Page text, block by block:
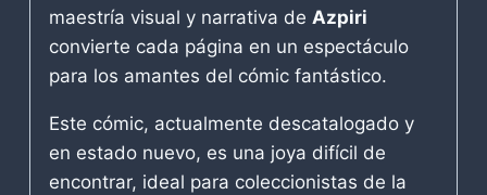
maestría visual y narrativa de Azpiri
convierte cada página en un espectáculo
para los amantes del cómic fantástico.
Este cómic, actualmente descatalogado y
en estado nuevo, es una joya difícil de
encontrar, ideal para coleccionistas de la